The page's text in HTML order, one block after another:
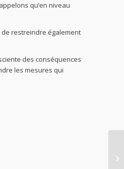
qu’en niveau
restreindre également
des conséquences
les mesures qui